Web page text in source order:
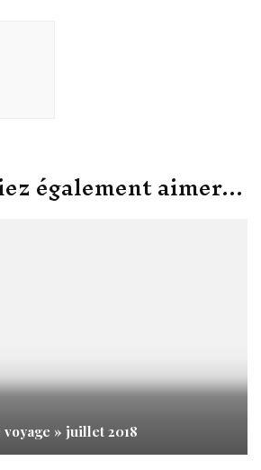
également aimer...
voyage » juillet 2018